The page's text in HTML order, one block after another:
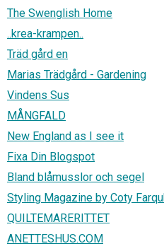
The Swenglish Home
..krea-krampen..
Träd gård en
Marias Trädgård - Gardening
Vindens Sus
MÅNGFALD
New England as I see it
Fixa Din Blogspot
Bland blåmusslor och segel
Styling Magazine by Coty
QUILTEMARERITTET
ANETTESHUS.COM